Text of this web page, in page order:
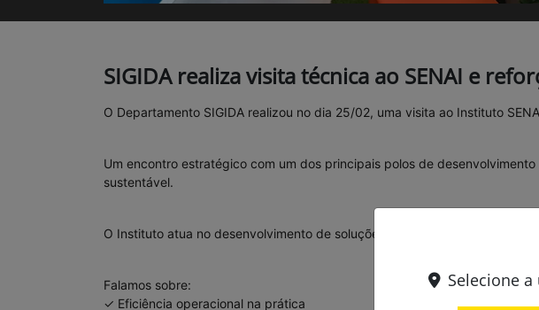
SIGIDA realiza visita técnica ao SENAI e
O Departamento SIGIDA realizou no dia 25/02, uma visita ao Instituto
Um encontro estratégico com um dos principais polos de
sustentável.
O Instituto atua no desenvolvimento de soluções em hardware e
Falamos sobre:
✓ Eficiência operacional na prática
Selecione